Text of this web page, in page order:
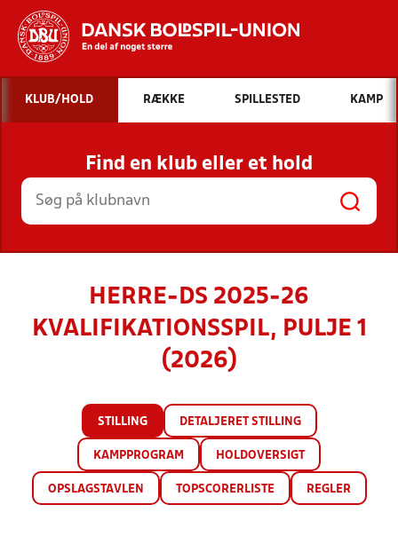
Hvad vil du søge efter?
INDHOLD OG NYHEDER
STILLINGER, RESULTATER, KLUBBER OG
HOLD
KLUB/HOLD RÆKKE SPILLESTED KAMP
Find en klub eller et hold
HERRE-DS 2025-26
KVALIFIKATIONSSPIL, PULJE 1
(2026)
STILLING DETALJERET STILLING
KAMPPROGRAM HOLDOVERSIGT
OPSLAGSTAVLEN TOPSCORERLISTE REGLER